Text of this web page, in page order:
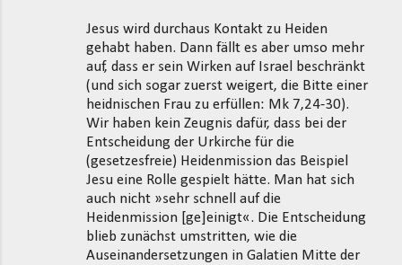
Jesus wird durchaus Kontakt zu Heiden
gehabt haben. Dann fällt es aber umso mehr
auf, dass er sein Wirken auf Israel beschränkt
(und sich sogar zuerst weigert, die Bitte einer
heidnischen Frau zu erfüllen: Mk 7,24-30).
Wir haben kein Zeugnis dafür, dass bei der
Entscheidung der Urkirche für die
(gesetzesfreie) Heidenmission das Beispiel
Jesu eine Rolle gespielt hätte. Man hat sich
auch nicht »sehr schnell auf die
Heidenmission [ge]einigt«. Die Entscheidung
blieb zunächst umstritten, wie die
Auseinandersetzungen in Galatien Mitte der